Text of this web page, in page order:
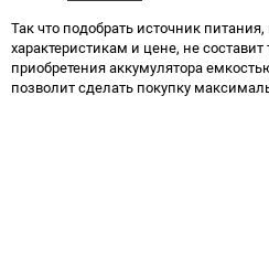
Так что подобрать источник
характеристикам и цене, не
приобретения аккумулятора
позволит сделать покупку